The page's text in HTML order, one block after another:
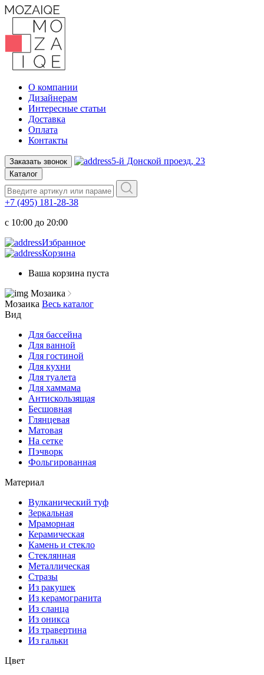
О компании
Дизайнерам
Интересные статьи
Доставка
Оплата
Контакты
Заказать звонок 5-й Донской проезд, 23
Каталог
+7 (495) 181-28-38
c 10:00 до 20:00
Избранное
Корзина
Ваша корзина пуста
Мозаика
Мозаика Весь каталог
Вид
Для бассейна
Для ванной
Для гостиной
Для кухни
Для туалета
Для хаммама
Антискользящая
Бесшовная
Глянцевая
Матовая
На сетке
Пэчворк
Фольгированная
Материал
Вулканический туф
Зеркальная
Мраморная
Керамическая
Камень и стекло
Стеклянная
Металлическая
Стразы
Из ракушек
Из керамогранита
Из сланца
Из оникса
Из травертина
Из гальки
Цвет